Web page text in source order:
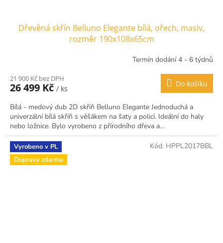
Dřevěná skřín Belluno Elegante bílá, ořech, masiv,
rozměr 190x108x65cm
Termín dodání 4 - 6 týdnů
21 900 Kč bez DPH
26 499 Kč / ks
Do košíku
Bílá - medový dub 2D skříň Belluno Elegante Jednoduchá a
univerzální bílá skříň s věšákem na šaty a policí. Ideální do haly
nebo ložnice. Bylo vyrobeno z přírodního dřeva a...
Vyrobeno v PL
Doprava zdarma
Kód: HPPL2017BBL